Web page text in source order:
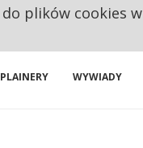
WYWIADY
plików cookies w